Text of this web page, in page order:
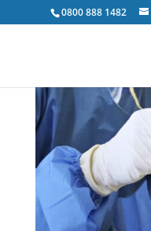
0800 888 1482